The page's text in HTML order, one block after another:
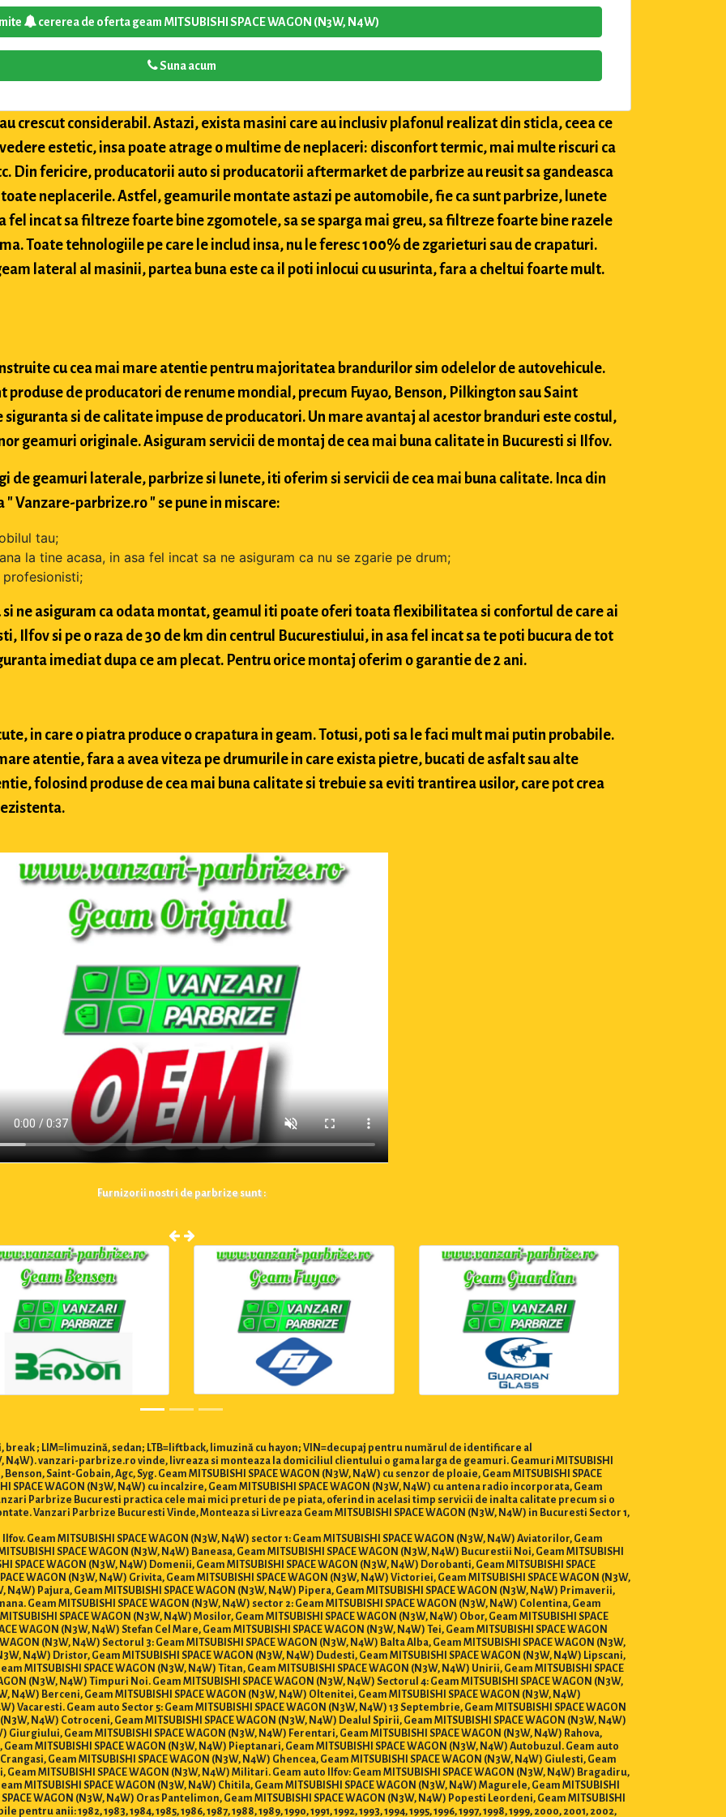
cererea de oferta geam MITSUBISHI SPACE WAGON (N3W, N4W)
Suna acum
crescut considerabil. Astazi, exista masini care au inclusiv plafonul realizat din sticla, ceea ce
estetic, insa poate atrage o multime de neplaceri: disconfort termic, mai multe riscuri ca
Din fericire, producatorii auto si producatorii aftermarket de parbrize au reusit sa gandeasca
neplacerile. Astfel, geamurile montate astazi pe automobile, fie ca sunt parbrize, lunete
fel incat sa filtreze foarte bine zgomotele, sa se sparga mai greu, sa filtreze foarte bine razele
Toate tehnologiile pe care le includ insa, nu le feresc 100% de zgarieturi sau de crapaturi.
lateral al masinii, partea buna este ca il poti inlocui cu usurinta, fara a cheltui foarte mult.
cu cea mai mare atentie pentru majoritatea brandurilor sim odelelor de autovehicule.
produse de producatori de renume mondial, precum Fuyao, Benson, Pilkington sau Saint
si de calitate impuse de producatori. Un mare avantaj al acestor branduri este costul,
geamuri originale. Asiguram servicii de montaj de cea mai buna calitate in Bucuresti si Ilfov.
de geamuri laterale, parbrize si lunete, iti oferim si servicii de cea mai buna calitate. Inca din
Vanzare-parbrize.ro " se pune in miscare:
tau;
la tine acasa, in asa fel incat sa ne asiguram ca nu se zgarie pe drum;
ne asiguram ca odata montat, geamul iti poate oferi toata flexibilitatea si confortul de care ai
Ilfov si pe o raza de 30 de km din centrul Bucurestiului, in asa fel incat sa te poti bucura de tot
imediat dupa ce am plecat. Pentru orice montaj oferim o garantie de 2 ani.
in care o piatra produce o crapatura in geam. Totusi, poti sa le faci mult mai putin probabile.
atentie, fara a avea viteza pe drumurile in care exista pietre, bucati de asfalt sau alte
folosind produse de cea mai buna calitate si trebuie sa eviti trantirea usilor, care pot crea
Furnizorii nostri de parbrize sunt :
break ; LIM=limuzină, sedan; LTB=liftback, limuzină cu hayon; VIN=decupaj pentru numărul de identificare al
N4W). vanzari-parbrize.ro vinde, livreaza si monteaza la domiciliul clientului o gama larga de geamuri. Geamuri MITSUBISHI
Saint-Gobain, Agc, Syg. Geam MITSUBISHI SPACE WAGON (N3W, N4W) cu senzor de ploaie, Geam MITSUBISHI SPACE
SPACE WAGON (N3W, N4W) cu incalzire, Geam MITSUBISHI SPACE WAGON (N3W, N4W) cu antena radio incorporata, Geam
Vanzari Parbrize Bucuresti practica cele mai mici preturi de pe piata, oferind in acelasi timp servicii de inalta calitate precum si o
Vanzari Parbrize Bucuresti Vinde, Monteaza si Livreaza Geam MITSUBISHI SPACE WAGON (N3W, N4W) in Bucuresti Sector 1,
MITSUBISHI SPACE WAGON (N3W, N4W) sector 1: Geam MITSUBISHI SPACE WAGON (N3W, N4W) Aviatorilor, Geam
SPACE WAGON (N3W, N4W) Baneasa, Geam MITSUBISHI SPACE WAGON (N3W, N4W) Bucurestii Noi, Geam MITSUBISHI
SPACE WAGON (N3W, N4W) Domenii, Geam MITSUBISHI SPACE WAGON (N3W, N4W) Dorobanti, Geam MITSUBISHI SPACE
WAGON (N3W, N4W) Grivita, Geam MITSUBISHI SPACE WAGON (N3W, N4W) Victoriei, Geam MITSUBISHI SPACE WAGON (N3W,
N4W) Pajura, Geam MITSUBISHI SPACE WAGON (N3W, N4W) Pipera, Geam MITSUBISHI SPACE WAGON (N3W, N4W) Primaverii,
Geam MITSUBISHI SPACE WAGON (N3W, N4W) sector 2: Geam MITSUBISHI SPACE WAGON (N3W, N4W) Colentina, Geam
SPACE WAGON (N3W, N4W) Mosilor, Geam MITSUBISHI SPACE WAGON (N3W, N4W) Obor, Geam MITSUBISHI SPACE
WAGON (N3W, N4W) Stefan Cel Mare, Geam MITSUBISHI SPACE WAGON (N3W, N4W) Tei, Geam MITSUBISHI SPACE WAGON
(N3W, N4W) Sectorul 3: Geam MITSUBISHI SPACE WAGON (N3W, N4W) Balta Alba, Geam MITSUBISHI SPACE WAGON (N3W,
N4W) Dristor, Geam MITSUBISHI SPACE WAGON (N3W, N4W) Dudesti, Geam MITSUBISHI SPACE WAGON (N3W, N4W) Lipscani,
MITSUBISHI SPACE WAGON (N3W, N4W) Titan, Geam MITSUBISHI SPACE WAGON (N3W, N4W) Unirii, Geam MITSUBISHI SPACE
(N3W, N4W) Timpuri Noi. Geam MITSUBISHI SPACE WAGON (N3W, N4W) Sectorul 4: Geam MITSUBISHI SPACE WAGON (N3W,
N4W) Berceni, Geam MITSUBISHI SPACE WAGON (N3W, N4W) Oltenitei, Geam MITSUBISHI SPACE WAGON (N3W, N4W)
Vacaresti. Geam auto Sector 5: Geam MITSUBISHI SPACE WAGON (N3W, N4W) 13 Septembrie, Geam MITSUBISHI SPACE WAGON
N4W) Cotroceni, Geam MITSUBISHI SPACE WAGON (N3W, N4W) Dealul Spirii, Geam MITSUBISHI SPACE WAGON (N3W, N4W)
Giurgiului, Geam MITSUBISHI SPACE WAGON (N3W, N4W) Ferentari, Geam MITSUBISHI SPACE WAGON (N3W, N4W) Rahova,
MITSUBISHI SPACE WAGON (N3W, N4W) Pieptanari, Geam MITSUBISHI SPACE WAGON (N3W, N4W) Autobuzul. Geam auto
Geam MITSUBISHI SPACE WAGON (N3W, N4W) Ghencea, Geam MITSUBISHI SPACE WAGON (N3W, N4W) Giulesti, Geam
MITSUBISHI SPACE WAGON (N3W, N4W) Militari. Geam auto Ilfov: Geam MITSUBISHI SPACE WAGON (N3W, N4W) Bragadiru,
MITSUBISHI SPACE WAGON (N3W, N4W) Chitila, Geam MITSUBISHI SPACE WAGON (N3W, N4W) Magurele, Geam MITSUBISHI
WAGON (N3W, N4W) Oras Pantelimon, Geam MITSUBISHI SPACE WAGON (N3W, N4W) Popesti Leordeni, Geam MITSUBISHI
anii: 1982, 1983, 1984, 1985, 1986, 1987, 1988, 1989, 1990, 1991, 1992, 1993, 1994, 1995, 1996, 1997, 1998, 1999, 2000, 2001, 2002,